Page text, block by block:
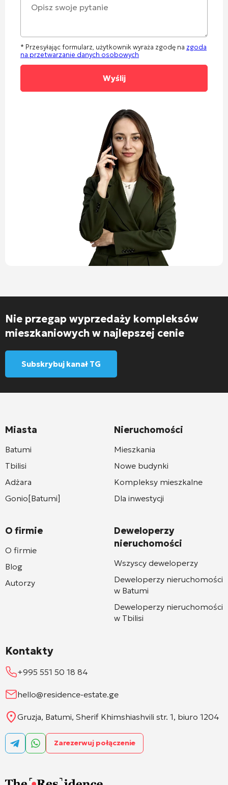
* Przesyłając formularz, użytkownik wyraża zgodę na zgoda
na przetwarzanie danych osobowych
Nie przegap wyprzedaży kompleksów
mieszkaniowych w najlepszej cenie
Subskrybuj kanał TG
Miasta
Batumi
Tbilisi
Adżara
Gonio[Batumi]
O firmie
O firmie
Blog
Autorzy
Nieruchomości
Mieszkania
Nowe budynki
Kompleksy mieszkalne
Dla inwestycji
Deweloperzy
nieruchomości
Wszyscy deweloperzy
Deweloperzy nieruchomości
w Batumi
Deweloperzy nieruchomości
w Tbilisi
Kontakty
+995 551 50 18 84
hello@residence-estate.ge
Gruzja, Batumi, Sherif Khimshiashvili str. 1, biuro 1204
Zarezerwuj połączenie